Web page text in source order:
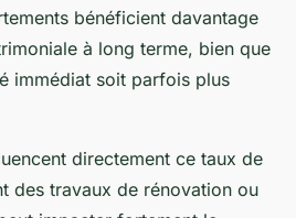
bénéficient davantage
à long terme, bien que
immédiat soit parfois plus
directement ce taux de
des travaux de rénovation ou